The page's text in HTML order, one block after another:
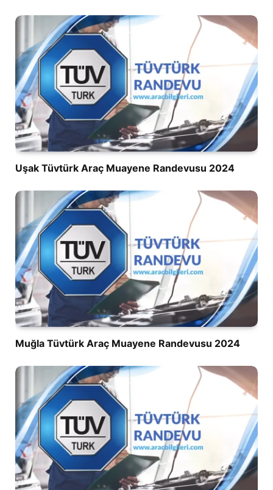
Uşak Tüvtürk Araç Muayene Randevusu 2024
Muğla Tüvtürk Araç Muayene Randevusu 2024